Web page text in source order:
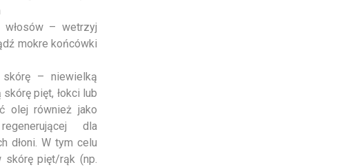
włosów – wetrzyj
mokre końcówki
skórę – niewielką
pięt, łokci lub
olej również jako
dla
dłoni. W tym celu
skórę pięt/rąk (np.